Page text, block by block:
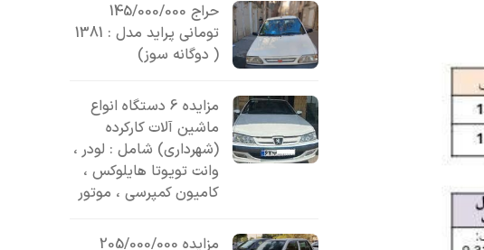
حراج 145/000/000
تومانی پراید مدل : 1381
( دوگانه سوز)
مزایده 6 دستگاه انواع
ماشین آلات کارکرده
(شهرداری) شامل : لودر ،
وانت تویوتا هایلوکس ،
کامیون کمپرسی ، موتور
مزایده 205/000/000